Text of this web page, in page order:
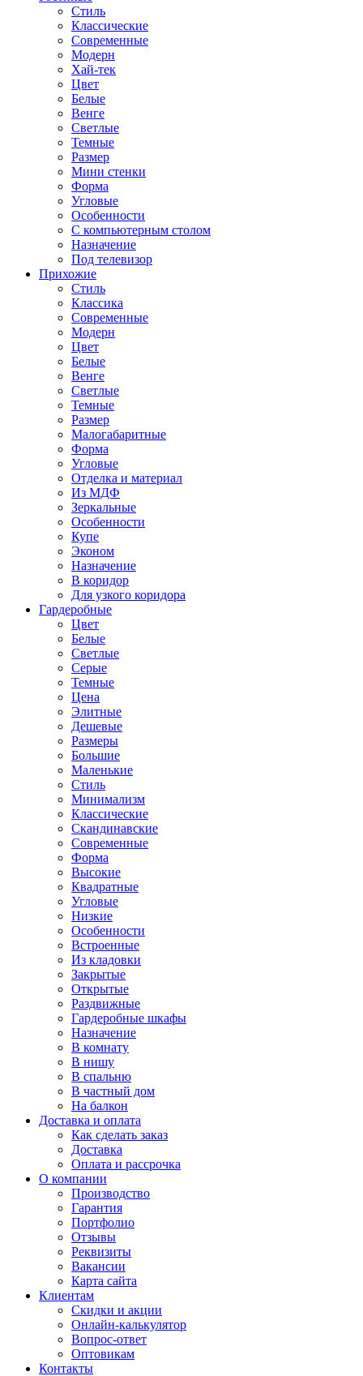
Стиль
Классические
Современные
Модерн
Хай-тек
Цвет
Белые
Венге
Светлые
Темные
Размер
Мини стенки
Форма
Угловые
Особенности
С компьютерным столом
Назначение
Под телевизор
Прихожие
Стиль
Классика
Современные
Модерн
Цвет
Белые
Венге
Светлые
Темные
Размер
Малогабаритные
Форма
Угловые
Отделка и материал
Из МДФ
Зеркальные
Особенности
Купе
Эконом
Назначение
В коридор
Для узкого коридора
Гардеробные
Цвет
Белые
Светлые
Серые
Темные
Цена
Элитные
Дешевые
Размеры
Большие
Маленькие
Стиль
Минимализм
Классические
Скандинавские
Современные
Форма
Высокие
Квадратные
Угловые
Низкие
Особенности
Встроенные
Из кладовки
Закрытые
Открытые
Раздвижные
Гардеробные шкафы
Назначение
В комнату
В нишу
В спальню
В частный дом
На балкон
Доставка и оплата
Как сделать заказ
Доставка
Оплата и рассрочка
О компании
Производство
Гарантия
Портфолио
Отзывы
Реквизиты
Вакансии
Карта сайта
Клиентам
Скидки и акции
Онлайн-калькулятор
Вопрос-ответ
Оптовикам
Контакты